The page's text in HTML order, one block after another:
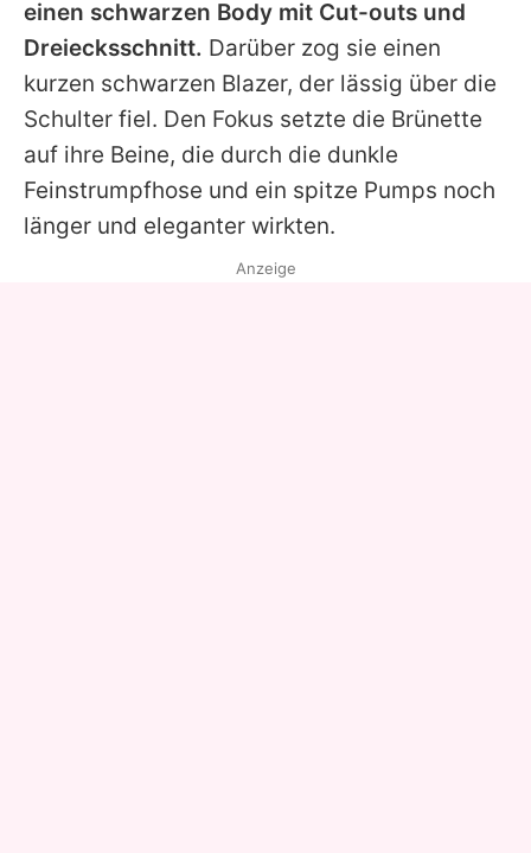
einen schwarzen Body mit Cut-outs und
Dreiecksschnitt. Darüber zog sie einen
kurzen schwarzen Blazer, der lässig über die
Schulter fiel. Den Fokus setzte die Brünette
auf ihre Beine, die durch die dunkle
Feinstrumpfhose und ein spitze Pumps noch
länger und eleganter wirkten.
Anzeige